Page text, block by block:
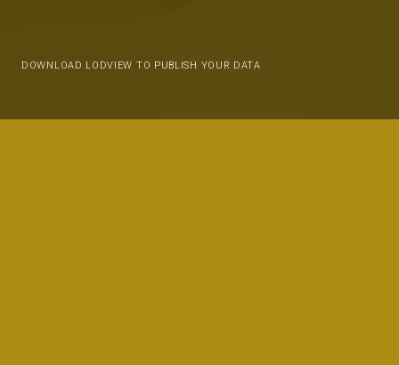
DOWNLOAD LODVIEW TO PUBLISH YOUR DATA